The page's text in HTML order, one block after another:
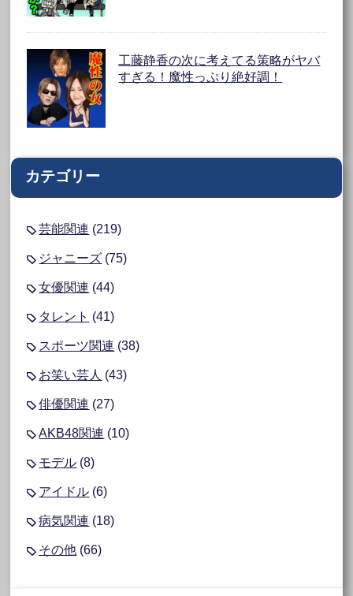
工藤静香の次に考えてる策略がヤバ
すぎる！魔性っぷり絶好調！
カテゴリー
芸能関連 (219)
ジャニーズ (75)
女優関連 (44)
タレント (41)
スポーツ関連 (38)
お笑い芸人 (43)
俳優関連 (27)
AKB48関連 (10)
モデル (8)
アイドル (6)
病気関連 (18)
その他 (66)